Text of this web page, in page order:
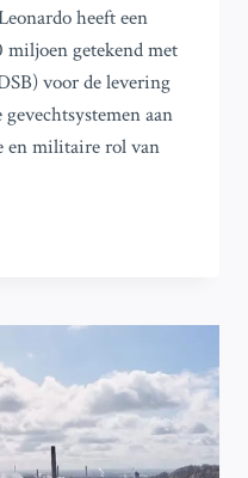
heeft een
getekend met
voor de levering
aan
en militaire rol van